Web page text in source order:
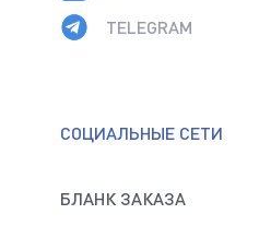
СОЦИАЛЬНЫЕ СЕТИ
БЛАНК ЗАКАЗА
TELEGRAM